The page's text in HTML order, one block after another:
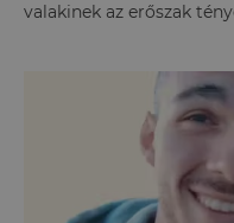
valakinek az erőszak